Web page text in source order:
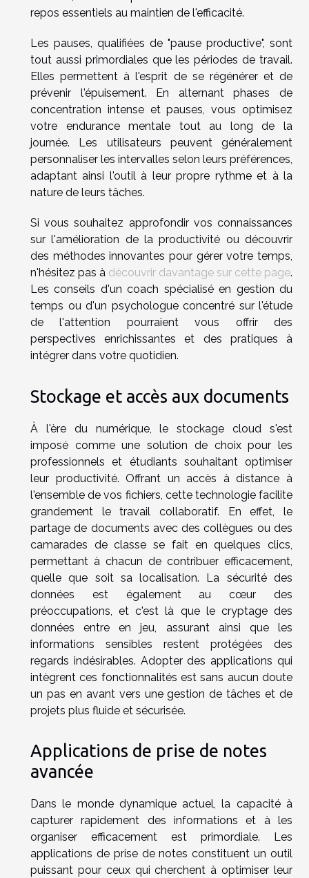
repos essentiels au maintien de l'efficacité.
Les pauses, qualifiées de "pause productive", sont
tout aussi primordiales que les périodes de travail.
Elles permettent à l'esprit de se régénérer et de
prévenir l'épuisement. En alternant phases de
concentration intense et pauses, vous optimisez
votre endurance mentale tout au long de la
journée. Les utilisateurs peuvent généralement
personnaliser les intervalles selon leurs préférences,
adaptant ainsi l'outil à leur propre rythme et à la
nature de leurs tâches.
Si vous souhaitez approfondir vos connaissances
sur l'amélioration de la productivité ou découvrir
des méthodes innovantes pour gérer votre temps,
n'hésitez pas à découvrir davantage sur cette page.
Les conseils d'un coach spécialisé en gestion du
temps ou d'un psychologue concentré sur l'étude
de l'attention pourraient vous offrir des
perspectives enrichissantes et des pratiques à
intégrer dans votre quotidien.
Stockage et accès aux documents
À l'ère du numérique, le stockage cloud s'est
imposé comme une solution de choix pour les
professionnels et étudiants souhaitant optimiser
leur productivité. Offrant un accès à distance à
l'ensemble de vos fichiers, cette technologie facilite
grandement le travail collaboratif. En effet, le
partage de documents avec des collègues ou des
camarades de classe se fait en quelques clics,
permettant à chacun de contribuer efficacement,
quelle que soit sa localisation. La sécurité des
données est également au cœur des
préoccupations, et c'est là que le cryptage des
données entre en jeu, assurant ainsi que les
informations sensibles restent protégées des
regards indésirables. Adopter des applications qui
intègrent ces fonctionnalités est sans aucun doute
un pas en avant vers une gestion de tâches et de
projets plus fluide et sécurisée.
Applications de prise de notes
avancée
Dans le monde dynamique actuel, la capacité à
capturer rapidement des informations et à les
organiser efficacement est primordiale. Les
applications de prise de notes constituent un outil
puissant pour ceux qui cherchent à optimiser leur